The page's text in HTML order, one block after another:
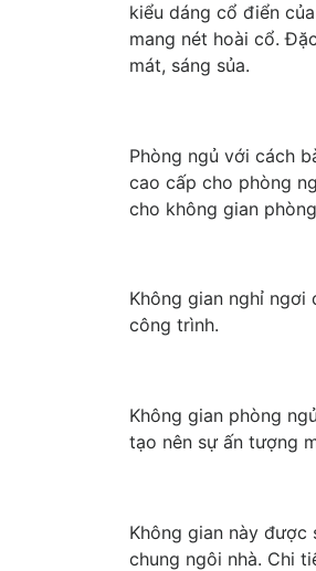
kiểu dáng cổ điển
mang nét hoài cổ.
mát, sáng sủa.
Phòng ngủ với cách
cao cấp cho phòng
cho không gian
Không gian nghỉ
công trình.
Không gian phòng
tạo nên sự ấn tượng
Không gian này
chung ngôi nhà. Chi